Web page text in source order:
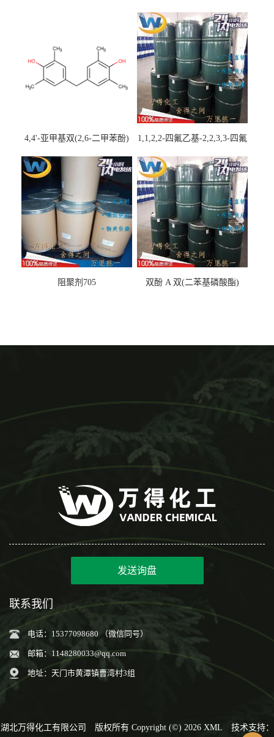
4,4'-亚甲基双(2,6-二甲苯酚)
1,1,2,2-四氟乙基-2,2,3,3-四氟
阻聚剂705 双酚 A 双(二苯基磷酸酯)
发送询盘
联系我们
电话：15377098680 （微信同号）
邮箱： 1148280033@qq.com
地址：天门市黄潭镇曹湾村3组
湖北万得化工有限公司 版权所有 Copyright (©) 2026 XML 技术支持：